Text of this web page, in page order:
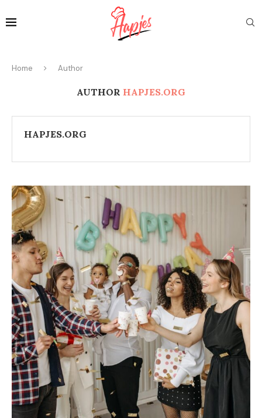
Home Author
AUTHOR HAPJES.ORG
HAPJES.ORG